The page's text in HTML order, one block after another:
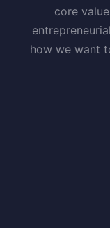
core
how we want